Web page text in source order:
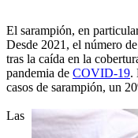
El sarampión, en
Desde 2021, el número
tras la caída en la
pandemia de COVID-19.
casos de sarampión, un
Las